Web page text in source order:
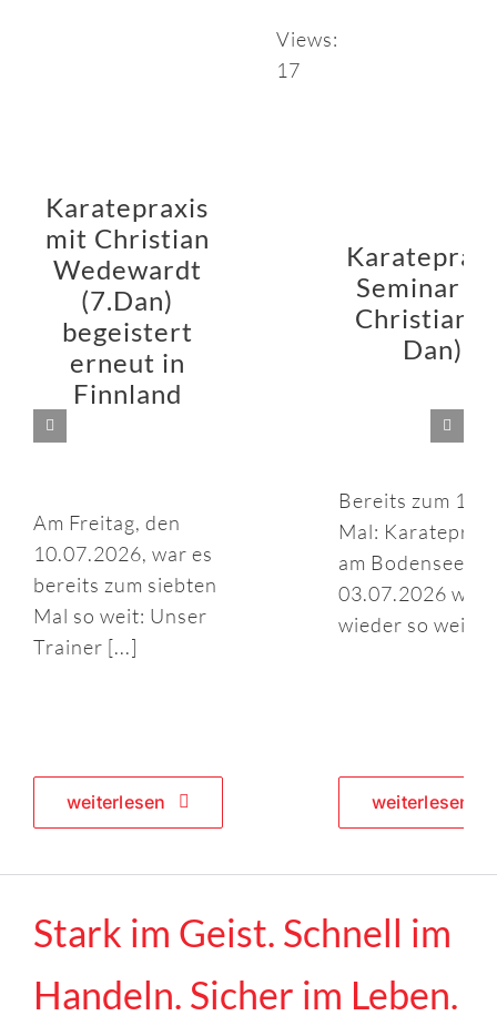
Karatepraxis
mit Christian
Wedewardt
(7.Dan)
begeistert
erneut in
Finnland
Am Freitag, den
10.07.2026, war es
bereits zum siebten
Mal so weit: Unser
Trainer [...]
weiterlesen
Views:
17
Seminar
Christian
Dan)
Bereits zum 14.
Mal:
am Bodensee
03.07.2026 war
wieder so weit:
weiterlesen
Stark im Geist. Schnell im
Handeln. Sicher im Leben.